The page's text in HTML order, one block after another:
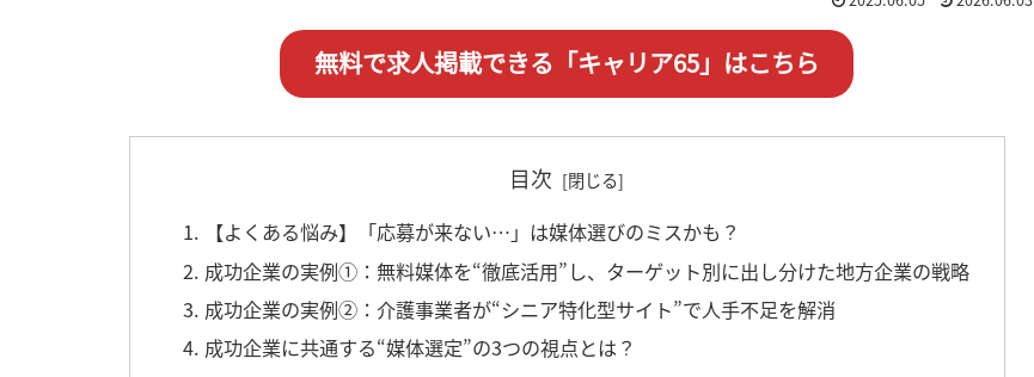
無料で求人掲載できる「キャリア65」はこちら
目次
1. 【よくある悩み】「応募が来ない…」は媒体選びのミスかも？
2. 成功企業の実例①：無料媒体を“徹底活用”し、ターゲット別に出し分けた地方企業の戦略
3. 成功企業の実例②：介護事業者が“シニア特化型サイト”で人手不足を解消
4. 成功企業に共通する“媒体選定”の3つの視点とは？